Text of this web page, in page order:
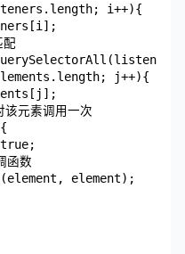
i++){
j++){
元素调用一次
函数
element);